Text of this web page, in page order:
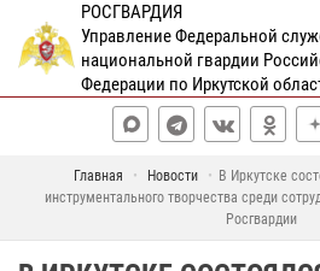
РОСГВАРДИЯ
Управление Федеральной
национальной гвардии
Федерации по Иркутской
Главная Новости
В Иркутске
инструментального творчества среди
Росгвардии